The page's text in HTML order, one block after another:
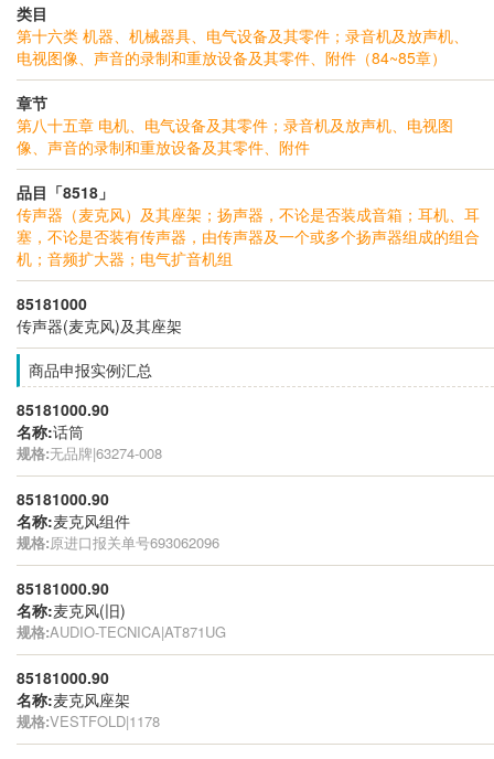
类目
第十六类 机器、机械器具、电气设备及其零件；录音机及放声机、
电视图像、声音的录制和重放设备及其零件、附件（84~85章）
章节
第八十五章 电机、电气设备及其零件；录音机及放声机、电视图
像、声音的录制和重放设备及其零件、附件
品目「8518」
传声器（麦克风）及其座架；扬声器，不论是否装成音箱；耳机、耳
塞，不论是否装有传声器，由传声器及一个或多个扬声器组成的组合
机；音频扩大器；电气扩音机组
85181000
传声器(麦克风)及其座架
商品申报实例汇总
85181000.90
名称:话筒
规格:无品牌|63274-008
85181000.90
名称:麦克风组件
规格:原进口报关单号693062096
85181000.90
名称:麦克风(旧)
规格:AUDIO-TECNICA|AT871UG
85181000.90
名称:麦克风座架
规格:VESTFOLD|1178